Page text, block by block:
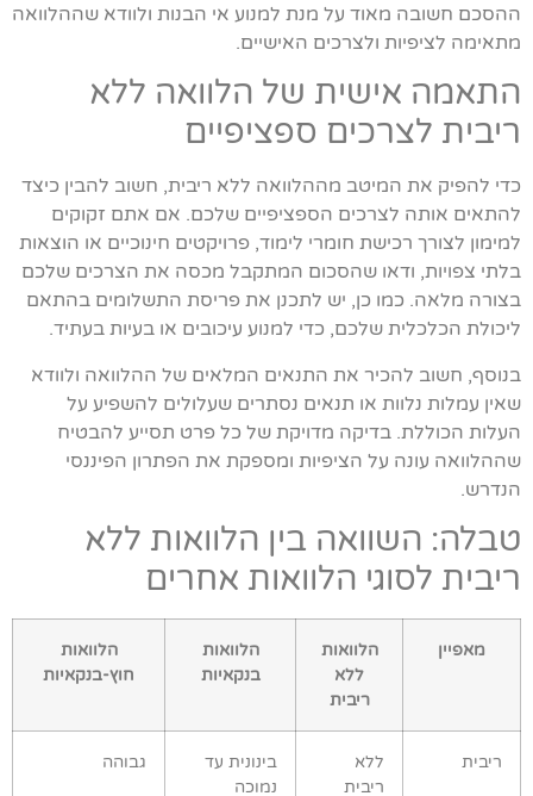
ההסכם חשובה מאוד על מנת למנוע אי הבנות ולוודא שההלוואה
מתאימה לציפיות ולצרכים האישיים.
התאמה אישית של הלוואה ללא
ריבית לצרכים ספציפיים
כדי להפיק את המיטב מההלוואה ללא ריבית, חשוב להבין כיצד
להתאים אותה לצרכים הספציפיים שלכם. אם אתם זקוקים
למימון לצורך רכישת חומרי לימוד, פרויקטים חינוכיים או הוצאות
בלתי צפויות, ודאו שהסכום המתקבל מכסה את הצרכים שלכם
בצורה מלאה. כמו כן, יש לתכנן את פריסת התשלומים בהתאם
ליכולת הכלכלית שלכם, כדי למנוע עיכובים או בעיות בעתיד.
בנוסף, חשוב להכיר את התנאים המלאים של ההלוואה ולוודא
שאין עמלות נלוות או תנאים נסתרים שעלולים להשפיע על
העלות הכוללת. בדיקה מדויקת של כל פרט תסייע להבטיח
שההלוואה עונה על הציפיות ומספקת את הפתרון הפיננסי
הנדרש.
טבלה: השוואה בין הלוואות ללא
ריבית לסוגי הלוואות אחרים
מאפיין
הלוואות
ללא
ריבית
הלוואות
בנקאיות
הלוואות
חוץ-בנקאיות
ריבית
ללא
ריבית
בינונית עד
נמוכה
גבוהה